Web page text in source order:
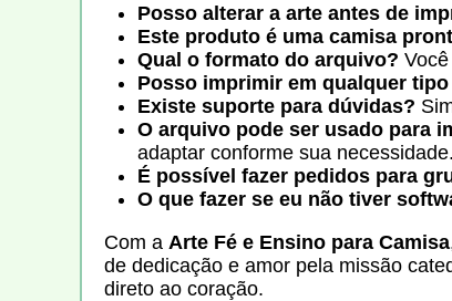
Posso alterar a arte antes de
Este produto é uma camisa
Qual o formato do arquivo?
Posso imprimir em qualquer
Existe suporte para dúvidas?
O arquivo pode ser usado para
adaptar conforme sua necessidade.
É possível fazer pedidos para
O que fazer se eu não tiver
Com a Arte Fé e Ensino para Camisa
de dedicação e amor pela missão
direto ao coração.